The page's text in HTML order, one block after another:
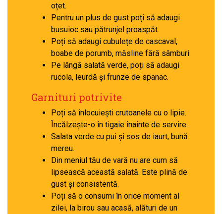
oțet.
Pentru un plus de gust poți să adaugi
busuioc sau pătrunjel proaspăt.
Poți să adaugi cubulețe de cascaval,
boabe de porumb, măsline fără sâmburi.
Pe lângă salată verde, poți să adaugi
rucola, leurdă și frunze de spanac.
Garnituri potrivite
Poți să înlocuiești crutoanele cu o lipie.
Încălzește-o în tigaie înainte de servire.
Salata verde cu pui și sos de iaurt, bună
mereu.
Din meniul tău de vară nu are cum să
lipsească această salată. Este plină de
gust și consistentă.
Poți să o consumi în orice moment al
zilei, la birou sau acasă, alături de un